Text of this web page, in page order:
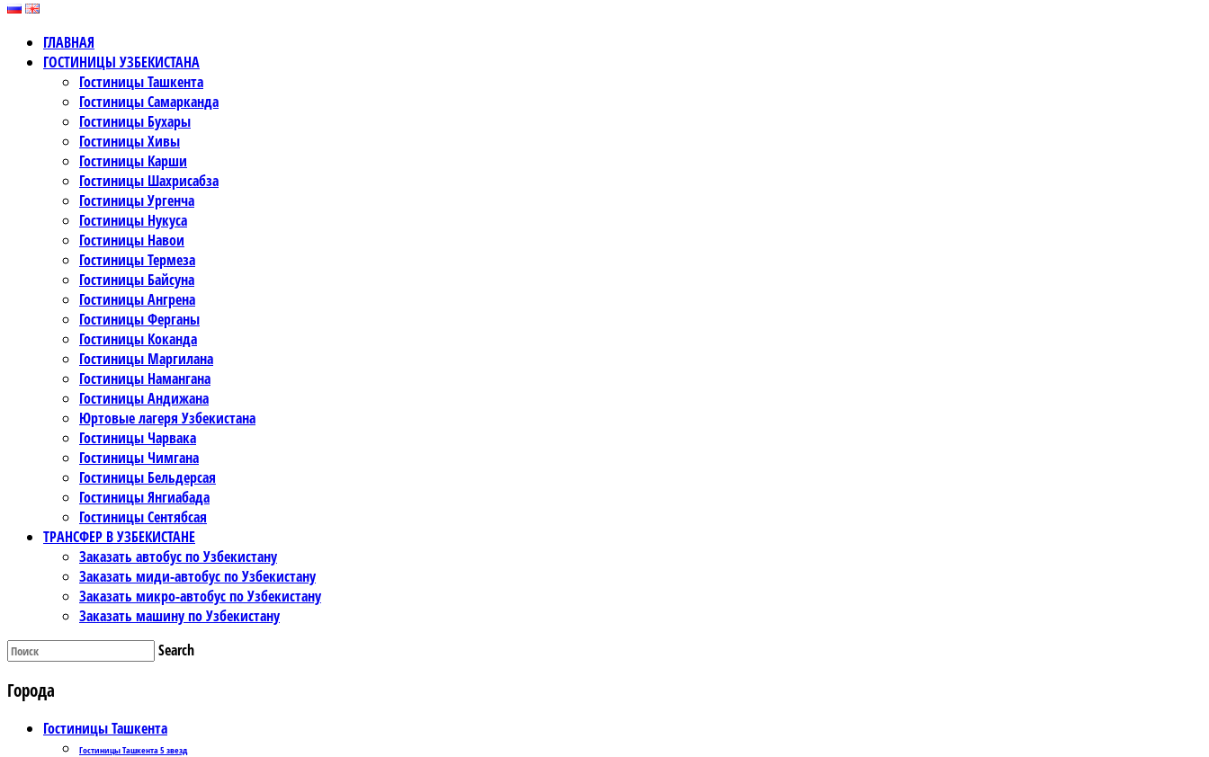
ГЛАВНАЯ
ГОСТИНИЦЫ УЗБЕКИСТАНА
Гостиницы Ташкента
Гостиницы Самарканда
Гостиницы Бухары
Гостиницы Хивы
Гостиницы Карши
Гостиницы Шахрисабза
Гостиницы Ургенча
Гостиницы Нукуса
Гостиницы Навои
Гостиницы Термеза
Гостиницы Байсуна
Гостиницы Ангрена
Гостиницы Ферганы
Гостиницы Коканда
Гостиницы Маргилана
Гостиницы Намангана
Гостиницы Андижана
Юртовые лагеря Узбекистана
Гостиницы Чарвака
Гостиницы Чимгана
Гостиницы Бельдерсая
Гостиницы Янгиабада
Гостиницы Сентябсая
ТРАНСФЕР В УЗБЕКИСТАНЕ
Заказать автобус по Узбекистану
Заказать миди-автобус по Узбекистану
Заказать микро-автобус по Узбекистану
Заказать машину по Узбекистану
Search
Города
Гостиницы Ташкента
Гостиницы Ташкента 5 звезд